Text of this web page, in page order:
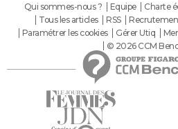
Qui sommes-nous ? Equipe Charte
Tous les articles
RSS
Paramétrer les cookies
Gérer Utiq
© 2026 CCM